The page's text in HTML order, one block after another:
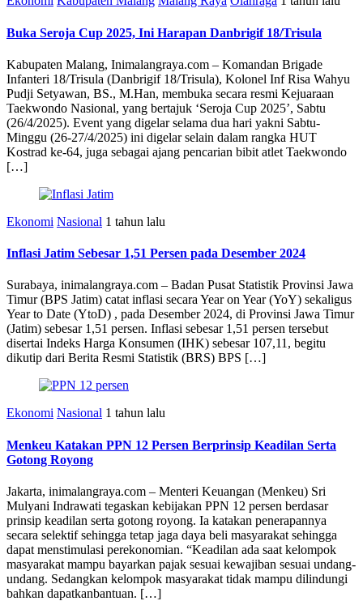
Buka Seroja Cup 2025, Ini Harapan Danbrigif 18/Trisula
Kabupaten Malang, Inimalangraya.com – Komandan Brigade
Infanteri 18/Trisula (Danbrigif 18/Trisula), Kolonel Inf Risa Wahyu
Pudji Setyawan, BS., M.Han, membuka secara resmi Kejuaraan
Taekwondo Nasional, yang bertajuk ‘Seroja Cup 2025’, Sabtu
(26/4/2025). Event yang digelar selama dua hari yakni Sabtu-
Minggu (26-27/4/2025) ini digelar selain dalam rangka HUT
Kostrad ke-64, juga sebagai ajang pencarian bibit atlet Taekwondo
[…]
Ekonomi Nasional 1 tahun lalu
Inflasi Jatim Sebesar 1,51 Persen pada Desember 2024
Surabaya, inimalangraya.com – Badan Pusat Statistik Provinsi Jawa
Timur (BPS Jatim) catat inflasi secara Year on Year (YoY) sekaligus
Year to Date (YtoD) , pada Desember 2024, di Provinsi Jawa Timur
(Jatim) sebesar 1,51 persen. Inflasi sebesar 1,51 persen tersebut
disertai Indeks Harga Konsumen (IHK) sebesar 107,11, begitu
dikutip dari Berita Resmi Statistik (BRS) BPS […]
Ekonomi Nasional 1 tahun lalu
Menkeu Katakan PPN 12 Persen Berprinsip Keadilan Serta
Gotong Royong
Jakarta, inimalangraya.com – Menteri Keuangan (Menkeu) Sri
Mulyani Indrawati tegaskan kebijakan PPN 12 persen berdasar
prinsip keadilan serta gotong royong. Ia katakan penerapannya
secara selektif sehingga tetap jaga daya beli masyarakat sehingga
dapat menstimulasi perekonomian. “Keadilan ada saat kelompok
masyarakat mampu bayarkan pajak sesuai kewajiban sesuai undang-
undang. Sedangkan kelompok masyarakat tidak mampu dilindungi
bahkan dapatkanbantuan. […]